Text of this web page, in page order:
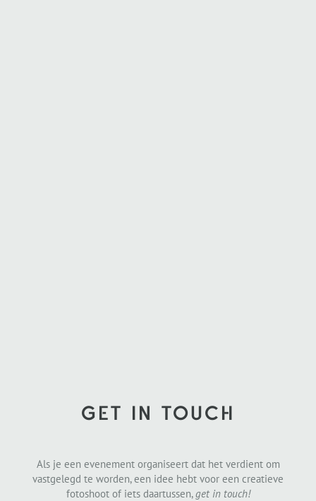
GET IN TOUCH
Als je een evenement organiseert dat het verdient om
vastgelegd te worden, een idee hebt voor een creatieve
fotoshoot of iets daartussen,get in touch!